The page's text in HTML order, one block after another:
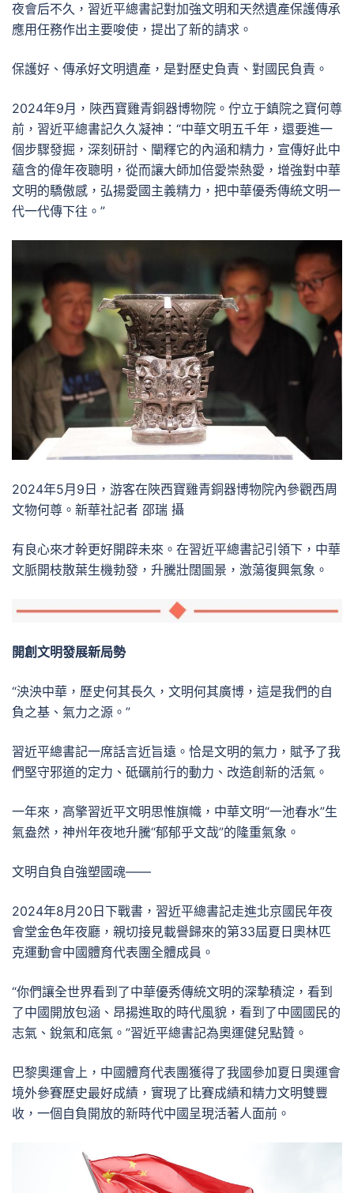
夜會后不久，習近平總書記對加強文明和天然遺產保護傳承
應用任務作出主要唆使，提出了新的請求。
保護好、傳承好文明遺產，是對歷史負責、對國民負責。
2024年9月，陜西寶雞青銅器博物院。佇立于鎮院之寶何尊
前，習近平總書記久久凝神：“中華文明五千年，還要進一
個步驟發掘，深刻研討、闡釋它的內涵和精力，宣傳好此中
蘊含的偉年夜聰明，從而讓大師加倍愛崇熱愛，增強對中華
文明的驕傲感，弘揚愛國主義精力，把中華優秀傳統文明一
代一代傳下往。”
2024年5月9日，游客在陜西寶雞青銅器博物院內參觀西周
文物何尊。新華社記者 邵瑞 攝
有良心來才幹更好開辟未來。在習近平總書記引領下，中華
文脈開枝散葉生機勃發，升騰壯闊圖景，激蕩復興氣象。
開創文明發展新局勢
“泱泱中華，歷史何其長久，文明何其廣博，這是我們的自
負之基、氣力之源。”
習近平總書記一席話言近旨遠。恰是文明的氣力，賦予了我
們堅守邪道的定力、砥礪前行的動力、改造創新的活氣。
一年來，高擎習近平文明思惟旗幟，中華文明“一池春水”生
氣盎然，神州年夜地升騰“郁郁乎文哉”的隆重氣象。
文明自負自強塑國魂——
2024年8月20日下戰書，習近平總書記走進北京國民年夜
會堂金色年夜廳，親切接見載譽歸來的第33屆夏日奧林匹
克運動會中國體育代表團全體成員。
“你們讓全世界看到了中華優秀傳統文明的深摯積淀，看到
了中國開放包涵、昂揚進取的時代風貌，看到了中國國民的
志氣、銳氣和底氣。”習近平總書記為奧運健兒點贊。
巴黎奧運會上，中國體育代表團獲得了我國參加夏日奧運會
境外參賽歷史最好成績，實現了比賽成績和精力文明雙豐
收，一個自負開放的新時代中國呈現活著人面前。